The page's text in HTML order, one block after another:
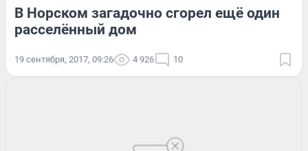
В Норском загадочно сгорел ещё один
расселённый дом
19 сентября, 2017, 09:26 4 926 10